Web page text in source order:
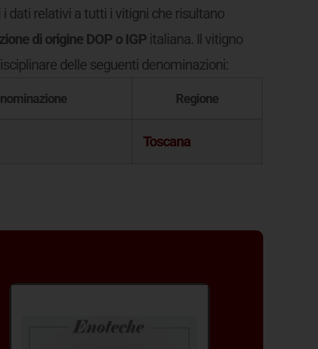
dati relativi a tutti i vitigni che risultano
di origine DOP o IGPitaliana. Il vitigno
delle seguenti denominazioni:
Regione
Toscana